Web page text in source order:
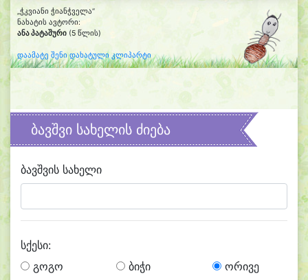
„ჭკვიანი ჭიანჭველა“
ნახატის ავტორი:
ანა პატაშური (5 წლის)
დაამატე შენი დახატული კლიპარტი
ბავშვი სახელის ძიება
ბავშვის სახელი
სქესი:
გოგო
ბიჭი ორივე